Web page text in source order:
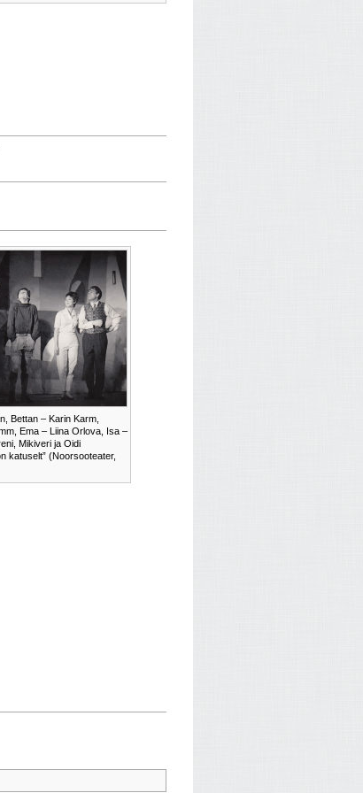
Bettan – Karin Karm,
Ema – Liina Orlova, Isa –
Mikiveri ja Oidi
katuselt” (Noorsooteater,